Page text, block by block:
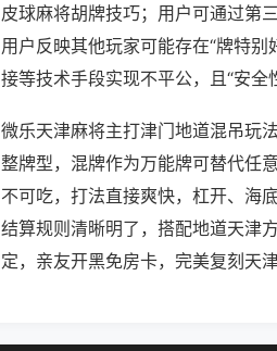
皮球麻将胡牌技巧；用户可通过第
用户反映其他玩家可能存在“牌特
接等技术手段实现不平公，且“安全
微乐天津麻将主打津门地道混吊玩
整牌型，混牌作为万能牌可替代任
不可吃，打法直接爽快，杠开、海
结算规则清晰明了，搭配地道天津
定，亲友开黑免房卡，完美复刻天